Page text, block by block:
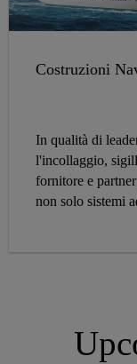
Costruzioni
In qualità di
l'incollaggio,
fornitore e
non solo sistemi